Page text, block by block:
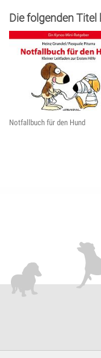
Die folgenden
Notfallbuch für den Hund